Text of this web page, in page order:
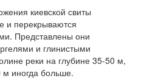
киевской свиты
и перекрываются
Представлены они
и глинистыми
реки на глубине 35-50 м,
иногда больше.